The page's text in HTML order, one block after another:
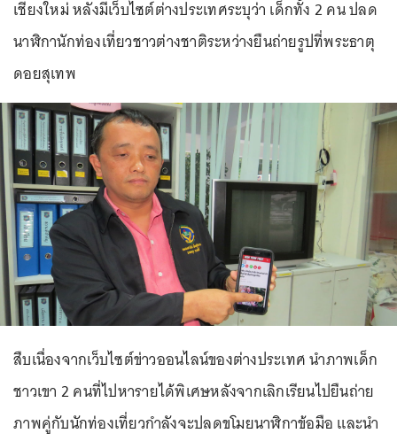
เชียงใหม่ หลังมีเว็บไซต์ต่างประเทศระบุว่า เด็กทั้ง 2 คน ปลด
นาฬิกานักท่องเที่ยวชาวต่างชาติระหว่างยืนถ่ายรูปที่พระธาตุ
ดอยสุเทพ
สืบเนื่องจากเว็บไซต์ข่าวออนไลน์ของต่างประเทศ นำภาพเด็ก
ชาวเขา 2 คนที่ไปหารายได้พิเศษหลังจากเลิกเรียนไปยืนถ่าย
ภาพคู่กับนักท่องเที่ยวกำลังจะปลดขโมยนาฬิกาข้อมือ และนำ